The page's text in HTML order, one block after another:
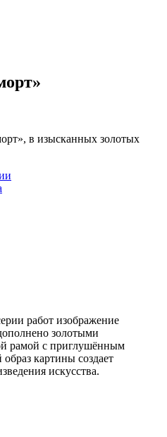
в изысканных золотых
работ изображение
золотыми
рамой с приглушённым
картины создает
искусства.